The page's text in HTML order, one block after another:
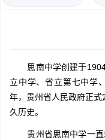
思南中学创建于1904
立中学、省立第七中学
年，贵州省人民政府正
久历史。
贵州省思南中学一